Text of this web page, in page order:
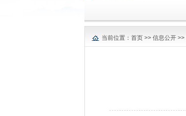
当前位置： 首页 >> 信息公开 >>